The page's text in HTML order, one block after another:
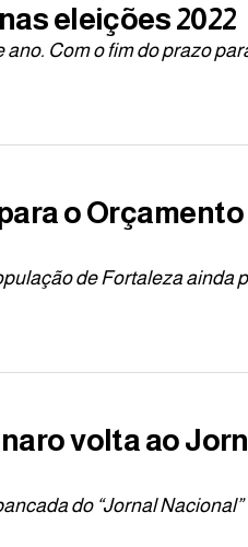
eleições 2022
Com o fim do prazo
o
de Fortaleza ainda
volta ao
do “Jornal Nacional”